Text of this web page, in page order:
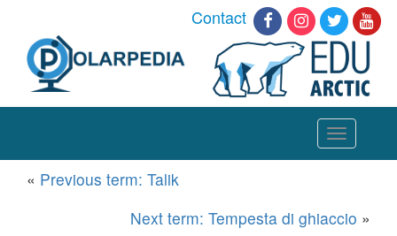
Contact
Toggle
navigation
« Previous term: Talik
Next term: Tempesta di ghiaccio »